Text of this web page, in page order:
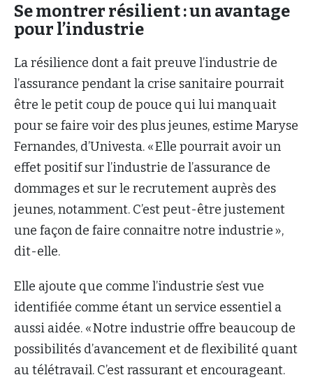
Se montrer résilient : un avantage
pour l’industrie
La résilience dont a fait preuve l’industrie de
l’assurance pendant la crise sanitaire pourrait
être le petit coup de pouce qui lui manquait
pour se faire voir des plus jeunes, estime Maryse
Fernandes, d’Univesta. « Elle pourrait avoir un
effet positif sur l’industrie de l’assurance de
dommages et sur le recrutement auprès des
jeunes, notamment. C’est peut-être justement
une façon de faire connaitre notre industrie »,
dit-elle.
Elle ajoute que comme l’industrie s’est vue
identifiée comme étant un service essentiel a
aussi aidée. « Notre industrie offre beaucoup de
possibilités d’avancement et de flexibilité quant
au télétravail. C’est rassurant et encourageant.